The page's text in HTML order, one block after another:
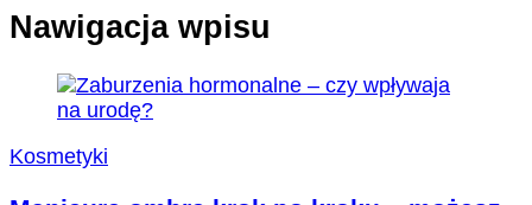
Nawigacja wpisu
Kosmetyki